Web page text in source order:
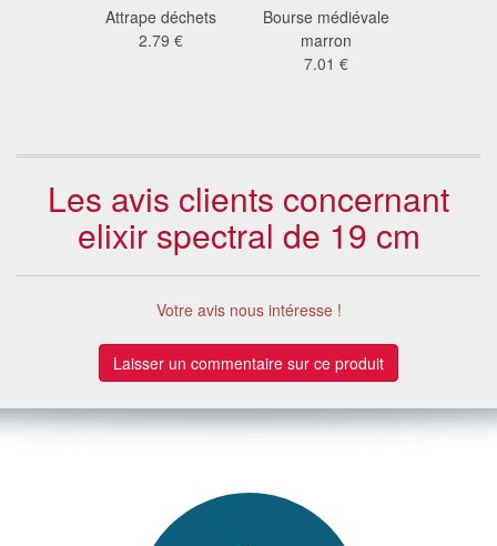
Attrape déchets
2.79 €
Bourse médiévale
marron
7.01 €
Les avis clients concernant
elixir spectral de 19 cm
Votre avis nous intéresse !
Laisser un commentaire sur ce produit